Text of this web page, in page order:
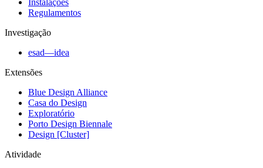
Instalações
Regulamentos
Investigação
esad—idea
Extensões
Blue Design Alliance
Casa do Design
Exploratório
Porto Design Biennale
Design [Cluster]
Atividade